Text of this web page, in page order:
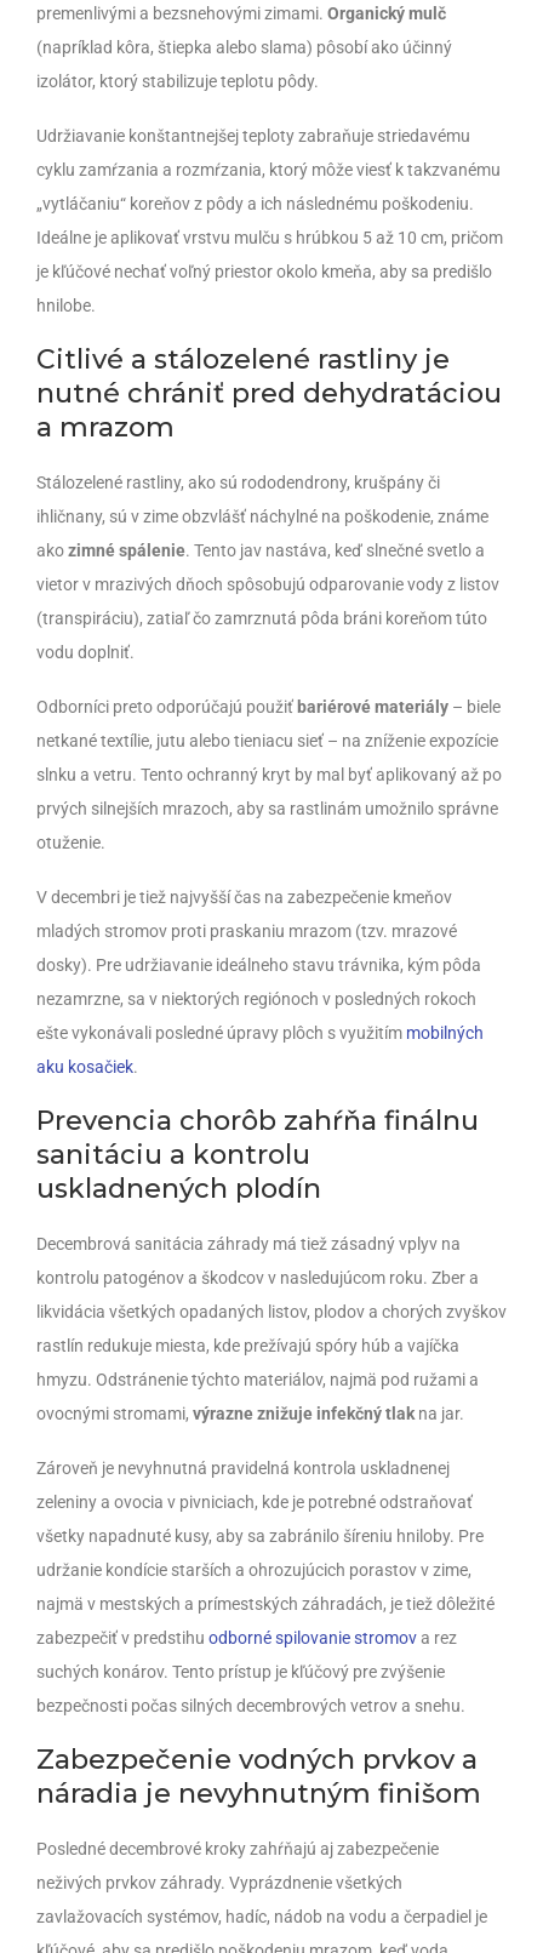
premenlivými a bezsnehovými zimami. Organický mulč
(napríklad kôra, štiepka alebo slama) pôsobí ako účinný
izolátor, ktorý stabilizuje teplotu pôdy.
Udržiavanie konštantnejšej teploty zabraňuje striedavému
cyklu zamŕzania a rozmŕzania, ktorý môže viesť k takzvanému
„vytláčaniu“ koreňov z pôdy a ich následnému poškodeniu.
Ideálne je aplikovať vrstvu mulču s hrúbkou 5 až 10 cm, pričom
je kľúčové nechať voľný priestor okolo kmeňa, aby sa predišlo
hnilobe.
Citlivé a stálozelené rastliny je
nutné chrániť pred dehydratáciou
a mrazom
Stálozelené rastliny, ako sú rododendrony, krušpány či
ihličnany, sú v zime obzvlášť náchylné na poškodenie, známe
akozimné spálenie. Tento jav nastáva, keď slnečné svetlo a
vietor v mrazivých dňoch spôsobujú odparovanie vody z listov
(transpiráciu), zatiaľ čo zamrznutá pôda bráni koreňom túto
vodu doplniť.
Odborníci preto odporúčajú použiť bariérové materiály – biele
netkané textílie, jutu alebo tieniacu sieť – na zníženie expozície
slnku a vetru. Tento ochranný kryt by mal byť aplikovaný až po
prvých silnejších mrazoch, aby sa rastlinám umožnilo správne
otuženie.
V decembri je tiež najvyšší čas na zabezpečenie kmeňov
mladých stromov proti praskaniu mrazom (tzv. mrazové
dosky). Pre udržiavanie ideálneho stavu trávnika, kým pôda
nezamrzne, sa v niektorých regiónoch v posledných rokoch
ešte vykonávali posledné úpravy plôch s využitím mobilných
aku kosačiek.
Prevencia chorôb zahŕňa finálnu
sanitáciu a kontrolu
uskladnených plodín
Decembrová sanitácia záhrady má tiež zásadný vplyv na
kontrolu patogénov a škodcov v nasledujúcom roku. Zber a
likvidácia všetkých opadaných listov, plodov a chorých zvyškov
rastlín redukuje miesta, kde prežívajú spóry húb a vajíčka
hmyzu. Odstránenie týchto materiálov, najmä pod ružami a
ovocnými stromami, výrazne znižuje infekčný tlak na jar.
Zároveň je nevyhnutná pravidelná kontrola uskladnenej
zeleniny a ovocia v pivniciach, kde je potrebné odstraňovať
všetky napadnuté kusy, aby sa zabránilo šíreniu hniloby. Pre
udržanie kondície starších a ohrozujúcich porastov v zime,
najmä v mestských a prímestských záhradách, je tiež dôležité
zabezpečiť v predstihu odborné spilovanie stromova rez
suchých konárov. Tento prístup je kľúčový pre zvýšenie
bezpečnosti počas silných decembrových vetrov a snehu.
Zabezpečenie vodných prvkov a
náradia je nevyhnutným finišom
Posledné decembrové kroky zahŕňajú aj zabezpečenie
neživých prvkov záhrady. Vyprázdnenie všetkých
zavlažovacích systémov, hadíc, nádob na vodu a čerpadiel je